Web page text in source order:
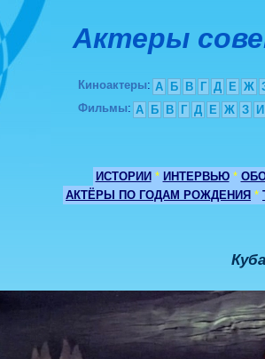
Актеры
Киноактеры: А Б В Г Д Е Ж
Фильмы: А Б В Г Д Е Ж З И
ИСТОРИИ * ИНТЕРВЬЮ *
АКТЁРЫ ПО ГОДАМ РОЖДЕНИЯ *